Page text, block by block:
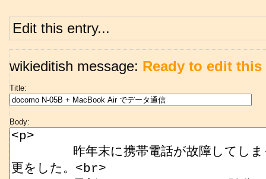
Edit this entry...
wikieditish message: Ready to edit this
Title:
Body: